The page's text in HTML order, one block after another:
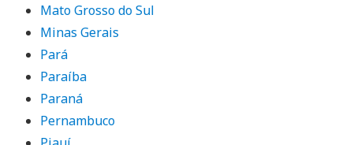
Mato Grosso do Sul
Minas Gerais
Pará
Paraíba
Paraná
Pernambuco